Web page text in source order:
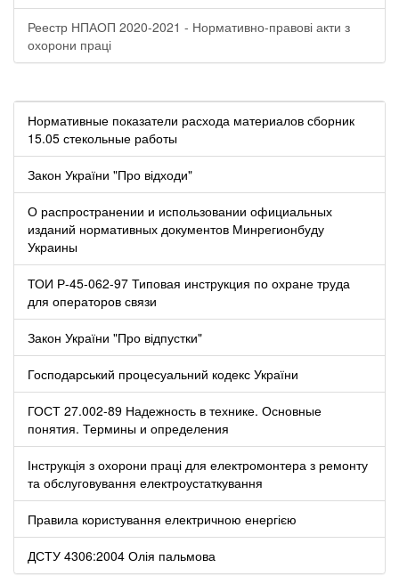
Реестр НПАОП 2020-2021 - Нормативно-правові акти з
охорони праці
Нормативные показатели расхода материалов сборник
15.05 стекольные работы
Закон України "Про відходи"
О распространении и использовании официальных
изданий нормативных документов Минрегионбуду
Украины
ТОИ Р-45-062-97 Типовая инструкция по охране труда
для операторов связи
Закон України "Про відпустки"
Господарський процесуальний кодекс України
ГОСТ 27.002-89 Надежность в технике. Основные
понятия. Термины и определения
Інструкція з охорони праці для електромонтера з ремонту
та обслуговування електроустаткування
Правила користування електричною енергією
ДСТУ 4306:2004 Олія пальмова